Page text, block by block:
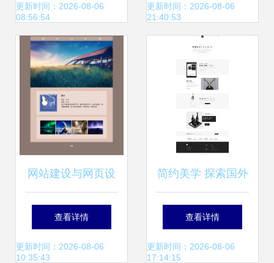
工程注入灵感电能
更新时间：2026-08-06
08:56:54
面美学与用户体验
的创新融合
更新时间：2026-08-06
21:40:53
网站建设与网页设
计 构建成功在线形
象的核心要素
查看详情
更新时间：2026-08-06
10:35:43
简约美学 探索国外
优秀网页设计的UI
精髓
查看详情
更新时间：2026-08-06
17:14:15